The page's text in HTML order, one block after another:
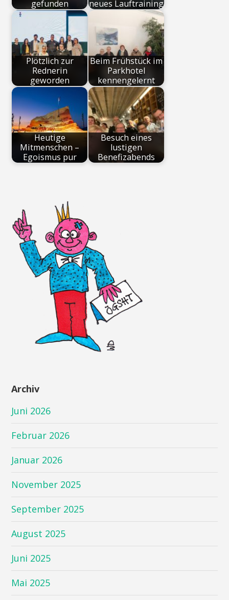
gefunden neues Lauftraining
Plötzlich zur
Rednerin
geworden
Beim Frühstück im
Parkhotel
kennengelernt
Heutige
Mitmenschen –
Egoismus pur
Besuch eines
lustigen
Benefizabends
Archiv
Juni 2026
Februar 2026
Januar 2026
November 2025
September 2025
August 2025
Juni 2025
Mai 2025